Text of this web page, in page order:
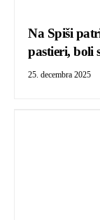
Na Spiši
pastieri, boli
25. decembra 2025